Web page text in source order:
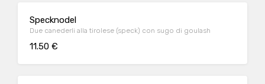
Specknodel
Due canederli alla tirolese (speck) con sugo di goulash
11.50 €